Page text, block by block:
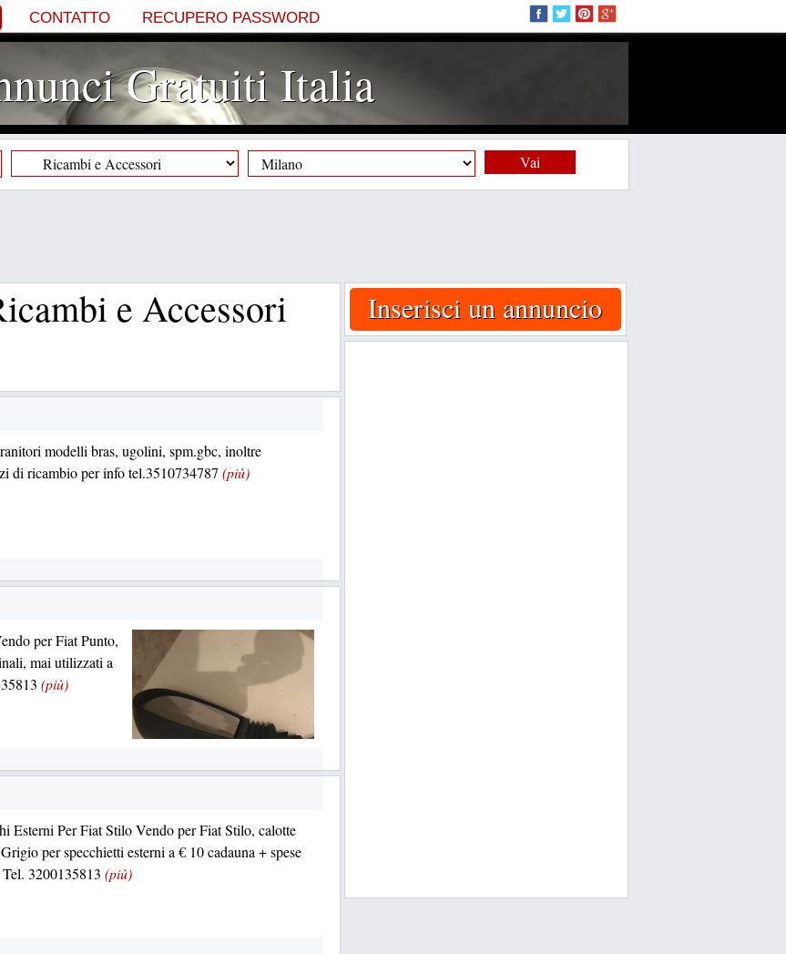
CONTATTO RECUPERO PASSWORD
Gratuiti Italia
Vai
e Accessori
modelli bras, ugolini, spm.gbc, inoltre
di ricambio per info tel.3510734787 (più)
per Fiat Punto,
mai utilizzati a
(più)
Esterni Per Fiat Stilo Vendo per Fiat Stilo, calotte
per specchietti esterni a € 10 cadauna + spese
3200135813 (più)
Inserisci un annuncio